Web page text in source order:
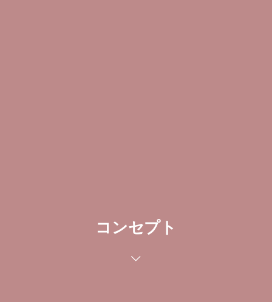
コンセプト